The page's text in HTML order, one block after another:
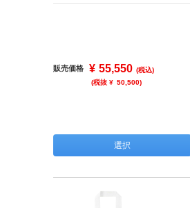
販売価格 ¥ 55,550 (税込)
(税抜 ¥ 50,500)
選択